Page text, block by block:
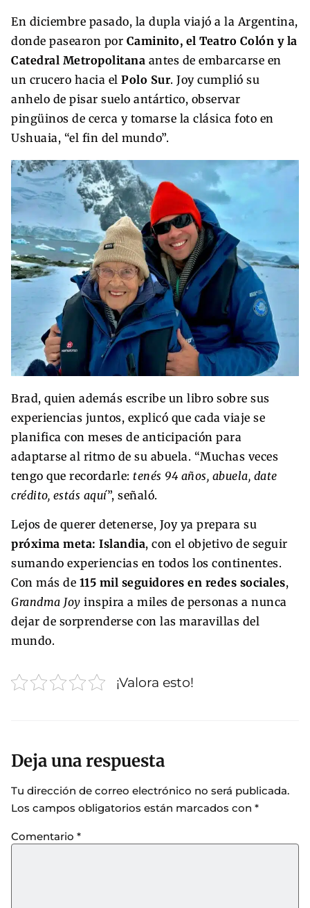
En diciembre pasado, la dupla viajó a la Argentina,
donde pasearon por Caminito, el Teatro Colón y la
Catedral Metropolitana antes de embarcarse en
un crucero hacia el Polo Sur. Joy cumplió su
anhelo de pisar suelo antártico, observar
pingüinos de cerca y tomarse la clásica foto en
Ushuaia, “el fin del mundo”.
Brad, quien además escribe un libro sobre sus
experiencias juntos, explicó que cada viaje se
planifica con meses de anticipación para
adaptarse al ritmo de su abuela. “Muchas veces
tengo que recordarle: tenés 94 años, abuela, date
crédito, estás aquí”, señaló.
Lejos de querer detenerse, Joy ya prepara su
próxima meta: Islandia, con el objetivo de seguir
sumando experiencias en todos los continentes.
Con más de 115 mil seguidores en redes sociales,
Grandma Joy inspira a miles de personas a nunca
dejar de sorprenderse con las maravillas del
mundo.
¡Valora esto!
Deja una respuesta
Tu dirección de correo electrónico no será publicada.
Los campos obligatorios están marcados con *
Comentario *